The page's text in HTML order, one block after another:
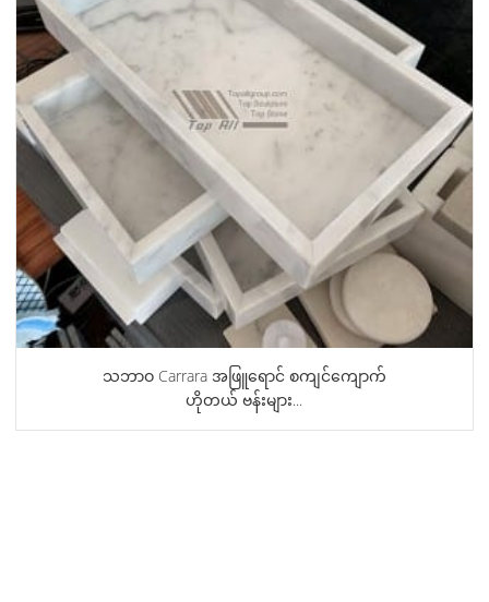
သဘာဝ Carrara အဖြူရောင် စကျင်ကျောက်
ဟိုတယ် ဗန်းများ...